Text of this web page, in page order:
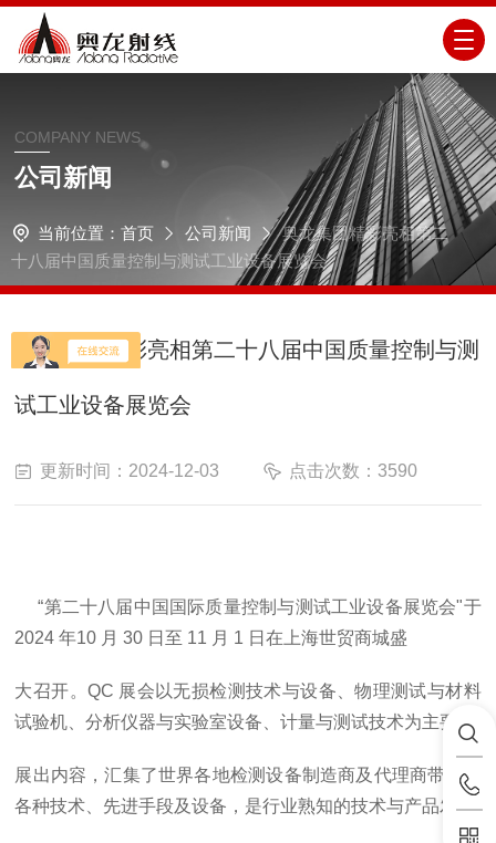
COMPANY NEWS
公司新闻
当前位置： 首页 公司新闻
奥龙集团精彩亮相第二
十八届中国质量控制与测试工业设备展览会
奥龙集团精彩亮相第二十八届中国质量控制与测
试工业设备展览会
更新时间：2024-12-03 点击次数：3590
“第二十八届中国国际质量控制与测试工业设备展览会"于
2024 年10 月 30 日至 11 月 1 日在上海世贸商城盛
大召开。QC 展会以无损检测技术与设备、物理测试与材料
试验机、分析仪器与实验室设备、计量与测试技术为主要
展出内容，汇集了世界各地检测设备制造商及代理商带来的
各种技术、先进手段及设备，是行业熟知的技术与产品发